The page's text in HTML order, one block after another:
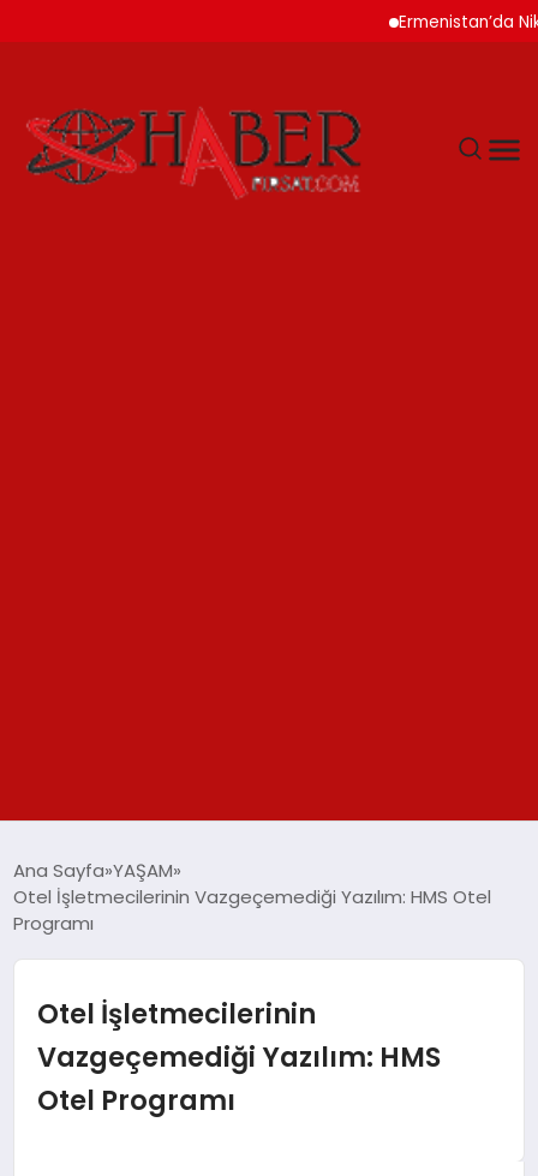
Ermenistan’da Nikol
SPOR
TEKNOLOJİ
SAĞLIK
Ana Sayfa YAŞAM
Otel İşletmecilerinin Vazgeçemediği Yazılım: HMS Otel
Programı
Otel İşletmecilerinin
Vazgeçemediği Yazılım: HMS
Otel Programı